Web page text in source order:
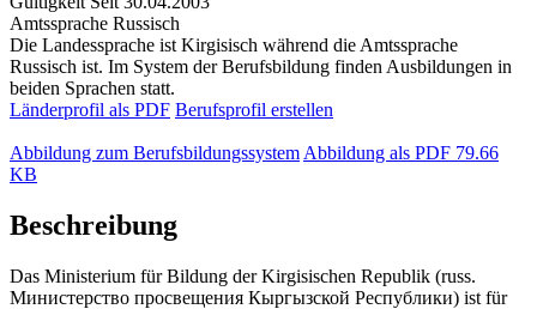
Amtssprache Russisch
Die Landessprache ist Kirgisisch während die Amtssprache
Russisch ist. Im System der Berufsbildung finden Ausbildungen in
beiden Sprachen statt.
Länderprofil als PDF Berufsprofil erstellen
Abbildung zum Berufsbildungssystem Abbildung als PDF 79.66
KB
Beschreibung
Das Ministerium für Bildung der Kirgisischen Republik (russ.
Министерство просвещения Кыргызской Республики) ist für